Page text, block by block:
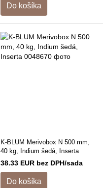
Do košíka
K-BLUM Merivobox N 500 mm,
40 kg, Indium šedá, Inserta
38.33 EUR bez DPH/sada
Do košíka